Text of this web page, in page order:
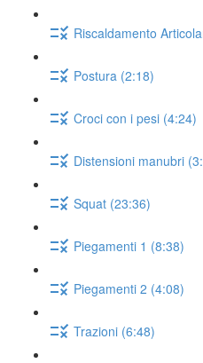
Riscaldamento
Postura (2:18)
Croci con i pesi (4:24)
Distensioni manubri
Squat (23:36)
Piegamenti 1 (8:38)
Piegamenti 2 (4:08)
Trazioni (6:48)